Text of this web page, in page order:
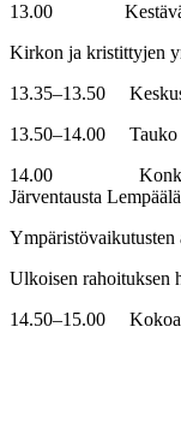
13.00 Kestävä
Kirkon ja kristittyjen
13.35–13.50
13.50–14.00 Tauko
14.00 Konkreettisia
Järventausta
Ulkoisen rahoituksen
14.50–15.00